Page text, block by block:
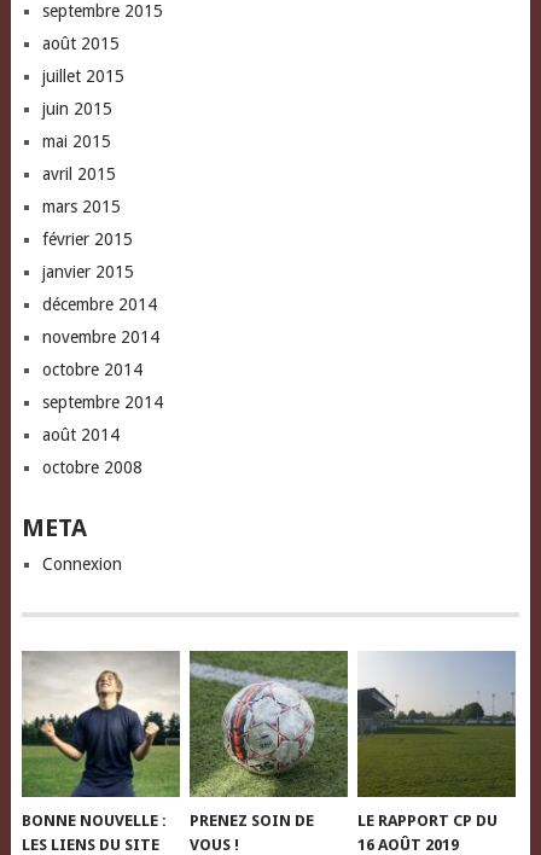
septembre 2015
août 2015
juillet 2015
juin 2015
mai 2015
avril 2015
mars 2015
février 2015
janvier 2015
décembre 2014
novembre 2014
octobre 2014
septembre 2014
août 2014
octobre 2008
META
Connexion
BONNE NOUVELLE :
LES LIENS DU SITE
PRENEZ SOIN DE
VOUS !
LE RAPPORT CP DU
16 AOÛT 2019